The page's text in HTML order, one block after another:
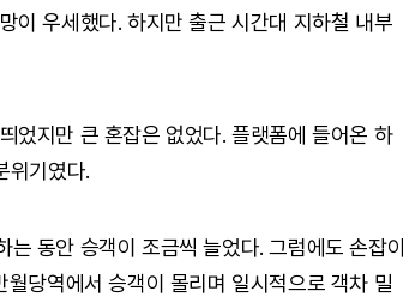
이 우세했다. 하지만 출근 시간대 지하철 내부
었지만 큰 혼잡은 없었다. 플랫폼에 들어온 하
위기였다.
동안 승객이 조금씩 늘었다. 그럼에도 손잡이
당역에서 승객이 몰리며 일시적으로 객차 밀